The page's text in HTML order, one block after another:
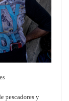
pescadores y